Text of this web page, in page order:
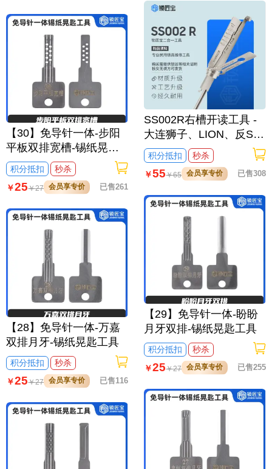
【30】免导针一体-步阳
平板双排宽槽-锡纸晃匙
工具
积分抵扣
秒杀
￥25￥27 会员享专价 已售261
【28】免导针一体-万嘉
双排月牙-锡纸晃匙工具
积分抵扣
秒杀
￥25￥27 会员享专价 已售116
SS002R右槽开读工具 -
大连狮子、LION、反S槽
民用系列
积分抵扣
秒杀
￥55￥65 会员享专价 已售308
【29】免导针一体-盼盼
月牙双排-锡纸晃匙工具
积分抵扣
秒杀
￥25￥27 会员享专价 已售255